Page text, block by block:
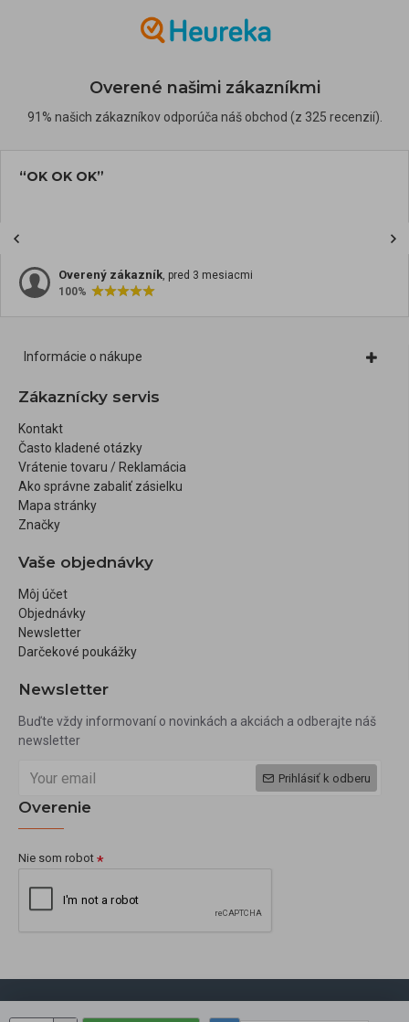
Overené našimi zákazníkmi
91% našich zákazníkov odporúča náš obchod (z 325 recenzií).
“OK OK OK”
Overený zákazník, pred 3 mesiacmi
100%
Informácie o nákupe
Zákaznícky servis
Kontakt
Často kladené otázky
Vrátenie tovaru / Reklamácia
Ako správne zabaliť zásielku
Mapa stránky
Značky
Vaše objednávky
Môj účet
Objednávky
Newsletter
Darčekové poukážky
Newsletter
Buďte vždy informovaní o novinkách a akciách a odberajte náš
newsletter
Prihlásiť k odberu
Overenie
Nie som robot